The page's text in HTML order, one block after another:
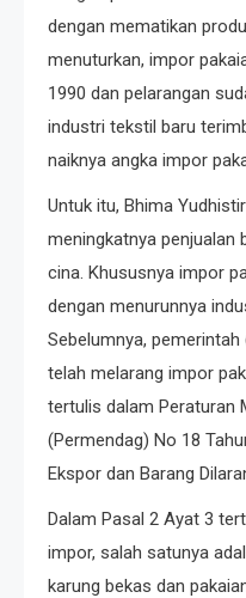
dengan mematikan
menuturkan, impor
1990 dan pelarangan
industri tekstil baru
naiknya angka impor
Untuk itu, Bhima
meningkatnya penjualan
cina. Khususnya impor
dengan menurunnya
Sebelumnya,
telah melarang impor
tertulis dalam Peraturan
(Permendag) No 18
Ekspor dan Barang
Dalam Pasal 2 Ayat 3
impor, salah satunya
karung bekas dan